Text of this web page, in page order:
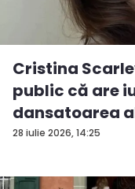
28 iulie 2026, 14:25
Cristina
public că are
dansatoarea
V...